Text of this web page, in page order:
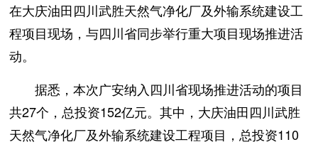
在大庆油田四川武胜天然气净化厂及外输系统建设工
程项目现场，与四川省同步举行重大项目现场推进活
动。
据悉，本次广安纳入四川省现场推进活动的项目
共27个，总投资152亿元。其中，大庆油田四川武胜
天然气净化厂及外输系统建设工程项目，总投资110